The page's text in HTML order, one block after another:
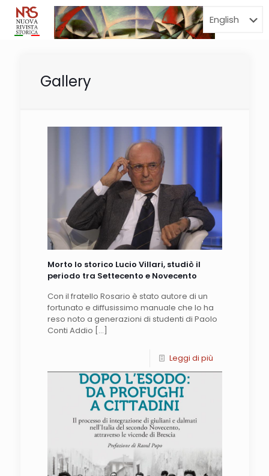
Menu
Gallery
Morto lo storico Lucio Villari, studiò il
periodo tra Settecento e Novecento
Con il fratello Rosario è stato autore di un
fortunato e diffusissimo manuale che lo ha
reso noto a generazioni di studenti di Paolo
Conti Addio […]
Leggi di più